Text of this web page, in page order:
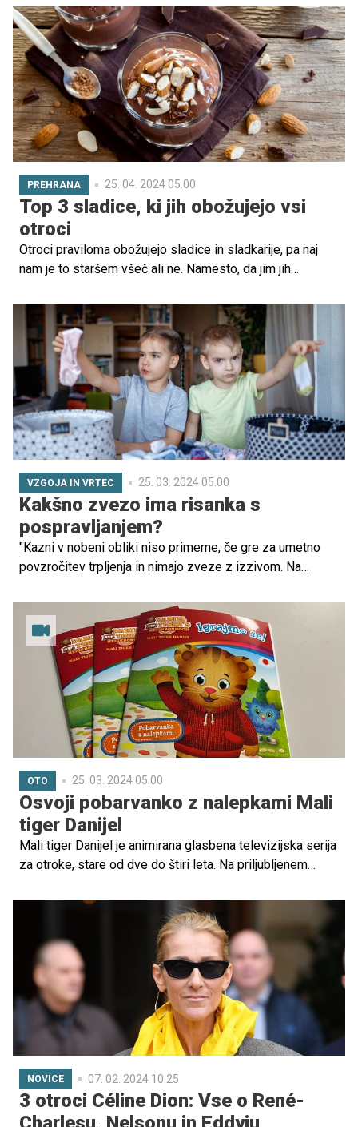
PREHRANA 25. 04. 2024 05.00
Top 3 sladice, ki jih obožujejo vsi
otroci
Otroci praviloma obožujejo sladice in sladkarije, pa naj
nam je to staršem všeč ali ne. Namesto, da jim jih
tako, da ne bodo le slastne temveč bodo vsebovale tudi
čim več snovi, ki jih malčki potrebujejo za optimalen
razvoj. Ponujamo 3 okusne predloge!
VZGOJA IN VRTEC 25. 03. 2024 05.00
Kakšno zvezo ima risanka s
pospravljanjem?
"Kazni v nobeni obliki niso primerne, če gre za umetno
povzročitev trpljenja in nimajo zveze z izzivom. Na
poješ večerje, ti ne bom prebrala pravljice. Če otrok ne je
večerje, bo lačen – toje naravna posledica. In pravljica
nima prav nobene zveze z večerjo," pojasnjuje Dejana
Dejanović.
OTO 25. 03. 2024 05.00
Osvoji pobarvanko z nalepkami Mali
tiger Danijel
Mali tiger Danijel je animirana glasbena televizijska serija
za otroke, stare od dve do štiri leta. Na priljubljenem
ogledali v ponedeljek, 1. aprila, na sporedu pa bo nato
vsak dan (od ponedeljka do nedelje) ob 18.45.
NOVICE 07. 02. 2024 10.25
3 otroci Céline Dion: Vse o René-